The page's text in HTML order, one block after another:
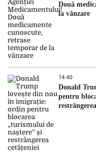
Două
la vânzare
14:40
Donald
pentru